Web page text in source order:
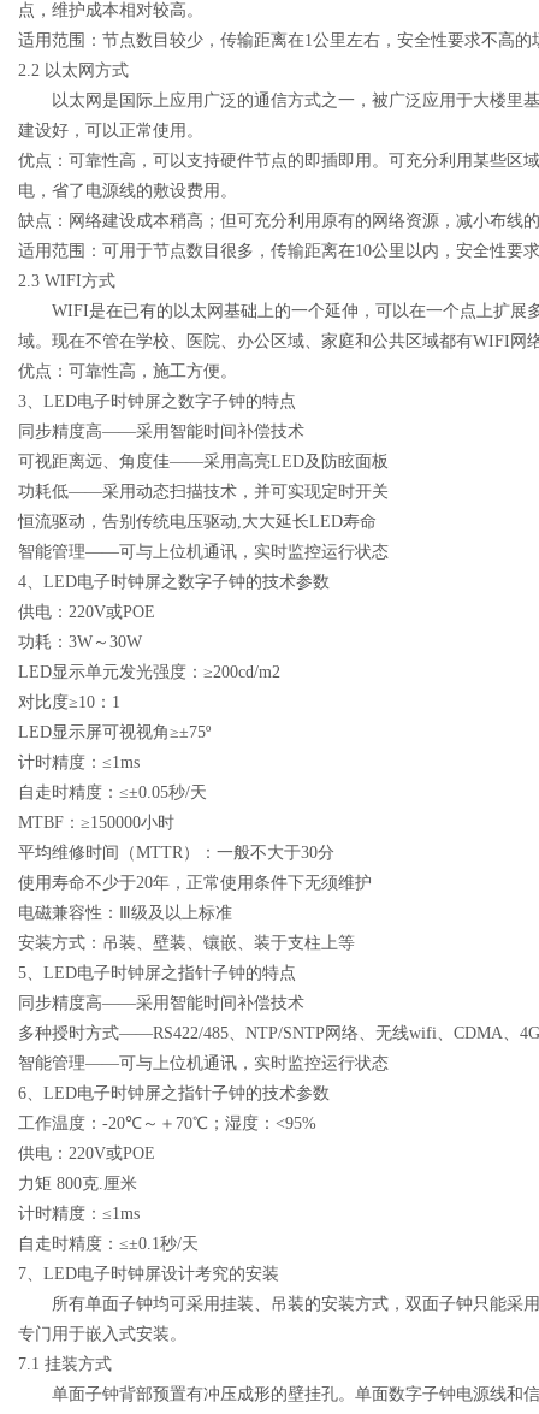
点，维护成本相对较高。
适用范围：节点数目较少，传输距离在1公里左右，安全性要求不高的
2.2 以太网方式
以太网是国际上应用广泛的通信方式之一，被广泛应用于大楼里
建设好，可以正常使用。
优点：可靠性高，可以支持硬件节点的即插即用。可充分利用某些区
电，省了电源线的敷设费用。
缺点：网络建设成本稍高；但可充分利用原有的网络资源，减小布线
适用范围：可用于节点数目很多，传输距离在10公里以内，安全性要
2.3 WIFI方式
WIFI是在已有的以太网基础上的一个延伸，可以在一个点上扩展
域。现在不管在学校、医院、办公区域、家庭和公共区域都有WIFI 网
优点：可靠性高，施工方便。
3、 LED电子时钟屏之数字子钟的特点
同步精度高――采用智能时间补偿技术
可视距离远、角度佳――采用高亮LED及防眩面板
功耗低――采用动态扫描技术，并可实现定时开关
恒流驱动，告别传统电压驱动,大大延长LED寿命
智能管理――可与上位机通讯，实时监控运行状态
4、 LED电子时钟屏之数字子钟的技术参数
供电： 220V或POE
功耗： 3W～ 30W
LED显示单元发光强度：≥200cd/m2
对比度≥10： 1
LED显示屏可视视角≥±75º
计时精度：≤1ms
自走时精度：≤±0.05秒/天
MTBF：≥150000小时
平均维修时间（MTTR）：一般不大于30分
使用寿命不少于20年，正常使用条件下无须维护
电磁兼容性：Ⅲ级及以上标准
安装方式：吊装、壁装、镶嵌、装于支柱上等
5、 LED电子时钟屏之指针子钟的特点
同步精度高――采用智能时间补偿技术
多种授时方式――RS422/485、 NTP/SNTP网络、无线wifi、 CDMA、 4G
智能管理――可与上位机通讯，实时监控运行状态
6、 LED电子时钟屏之指针子钟的技术参数
工作温度： -20℃～＋ 70℃；湿度： <95%
供电： 220V或POE
力矩 800克.厘米
计时精度：≤1ms
自走时精度：≤±0.1秒/天
7、 LED电子时钟屏设计考究的安装
所有单面子钟均可采用挂装、吊装的安装方式，双面子钟只能采用
专门用于嵌入式安装。
7.1 挂装方式
单面子钟背部预置有冲压成形的壁挂孔。单面数字子钟电源线和